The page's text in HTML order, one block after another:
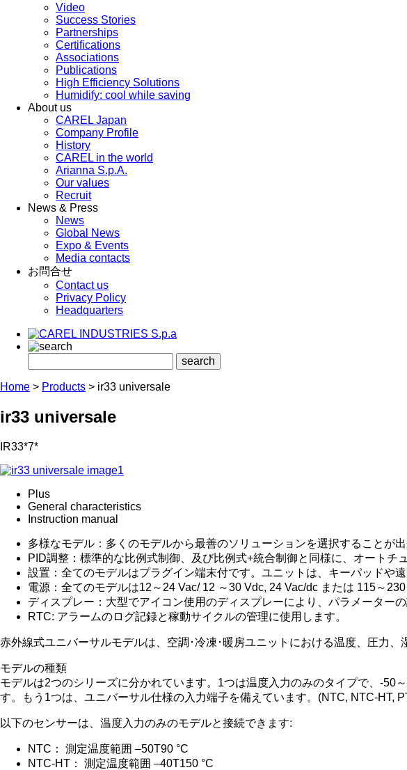
Video
Success Stories
Partnerships
Certifications
Associations
Publications
High Efficiency Solutions
Humidify: cool while saving
About us
CAREL Japan
Company Profile
History
CAREL in the world
Arianna S.p.A.
Our values
Recruit
News & Press
News
Global News
Expo & Events
Media contacts
お問合せ
Contact us
Privacy Policy
Headquarters
Home > Products > ir33 universale
ir33 universale
IR33*7*
Plus
General characteristics
Instruction manual
多様なモデル：多くのモデルから最善のソリューションを選択することが出
PID調整：標準的な比例式制御、及び比例式+統合制御と同様に、オートチ
設置：全てのモデルはプラグイン端末付です。ユニットは、キーパッドや
電源：全てのモデルは12～24 Vac/ 12 ～30 Vdc, 24 Vac/dc または 115～230
ディスプレー：大型でアイコン使用のディスプレーにより、パラメーターの
RTC: アラームのログ記録と稼動サイクルの管理に使用します。
赤外線式ユニバーサルモデルは、空調･冷凍･暖房ユニットにおける温度、圧力
モデルの種類
モデルは2つのシリーズに分かれています。1つは温度入力のみのタイプで、-
す。もう1つは、ユニバーサル仕様の入力端子を備えています。(NTC, NTC-HT,
以下のセンサーは、温度入力のみのモデルと接続できます:
NTC： 測定温度範囲 –50T90 °C
NTC-HT： 測定温度範囲 –40T150 °C